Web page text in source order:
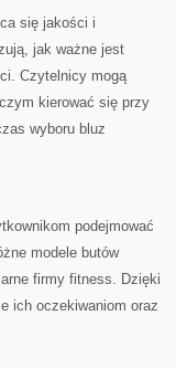
się jakości i
jak ważne jest
Czytelnicy mogą
kierować się przy
wyboru bluz
podejmować
modele butów
firmy fitness. Dzięki
ich oczekiwaniom oraz